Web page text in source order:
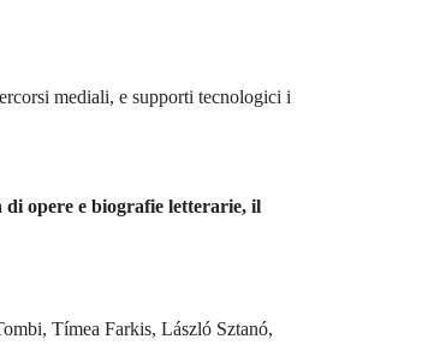
mediali, e supporti tecnologici i
opere e biografie letterarie, il
Tímea Farkis, László Sztanó,